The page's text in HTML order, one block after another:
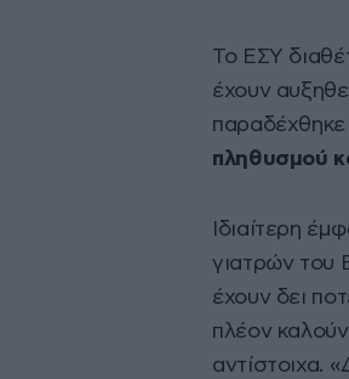
Το ΕΣΥ
έχουν
παραδέχθηκε
πληθυσμού
Ιδιαίτερη
γιατρών του
έχουν δει
πλέον
αντίστοιχα.